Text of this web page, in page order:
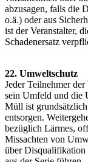
abzusagen, falls die
o.ä.) oder aus
ist der Veranstalter,
Schadenersatz
22. Umweltschutz
Jeder Teilnehmer
sein Umfeld und die
Müll ist
entsorgen.
bezüglich Lärmes,
Missachten von
über Disqualifikation